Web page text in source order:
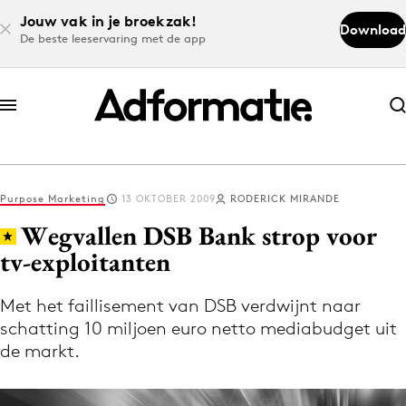
Jouw vak in je broekzak!
De beste leeservaring met de app
Download
Abonneer nu
Abonneer nu
Log in
Volg het laatste nieuws via de Adformatie
Nieuws app
Purpose Marketing 13 OKTOBER 2009 RODERICK MIRANDE
Wegvallen DSB Bank strop voor
tv-exploitanten
Met het faillisement van DSB verdwijnt naar
schatting 10 miljoen euro netto mediabudget uit
de markt.